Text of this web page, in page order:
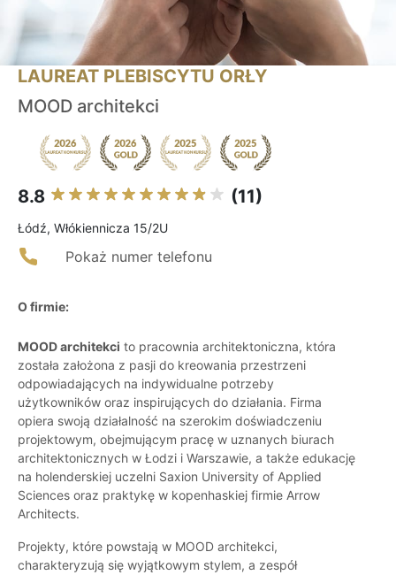
LAUREAT PLEBISCYTU ORŁY
MOOD architekci
8.8 (11)
Łódź, Włókiennicza 15/2U
Pokaż numer telefonu
O firmie:
MOOD architekci to pracownia architektoniczna, która
została założona z pasji do kreowania przestrzeni
odpowiadających na indywidualne potrzeby
użytkowników oraz inspirujących do działania. Firma
opiera swoją działalność na szerokim doświadczeniu
projektowym, obejmującym pracę w uznanych biurach
architektonicznych w Łodzi i Warszawie, a także edukację
na holenderskiej uczelni Saxion University of Applied
Sciences oraz praktykę w kopenhaskiej firmie Arrow
Architects.
Projekty, które powstają w MOOD architekci,
charakteryzują się wyjątkowym stylem, a zespół